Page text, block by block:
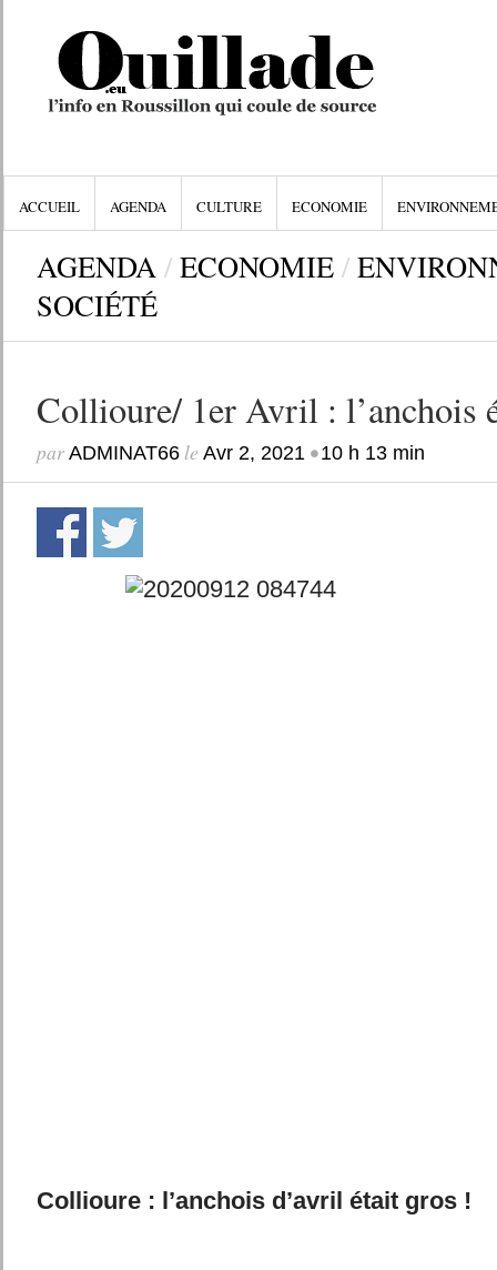
ACCUEIL AGENDA CULTURE ECONOMIE
AGENDA / ECONOMIE /
SOCIÉTÉ
Collioure/ 1er Avril : l’anchois
par ADMINAT66le Avr 2, 2021•10 h 13 min
Collioure : l’anchois d’avril était gros !